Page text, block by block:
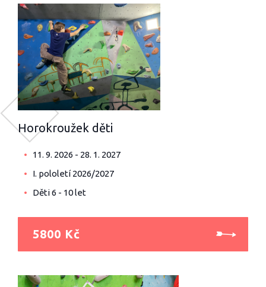
Horokroužek děti
11. 9. 2026 - 28. 1. 2027
I. pololetí 2026/2027
Děti 6 - 10 let
5800 Kč